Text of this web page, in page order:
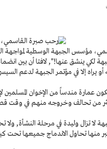
مؤسس الجبهة الوسطية لمواجهة
لكي ينشق عنها!", لافتا أن بين
يراه إلا في مؤتمر الجبهة لدعم
عمارة مندساً من الإخوان
من تحالف وخروجه منهم في وقت
تزال وليدة في مرحلة النشأة, ولا
منها تحاول الاندماج جميعها تحت